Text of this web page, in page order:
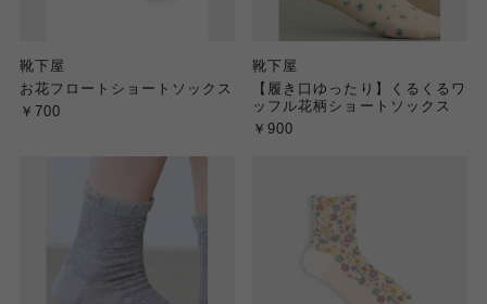
靴下屋
お花フロートショートソックス
￥700
靴下屋
【履き口ゆったり】くるくるワ
ッフル花柄ショートソックス
￥900